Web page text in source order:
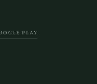
PLAY